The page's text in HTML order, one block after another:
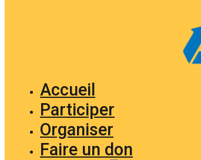
Accueil
Participer
Organiser
Faire un don